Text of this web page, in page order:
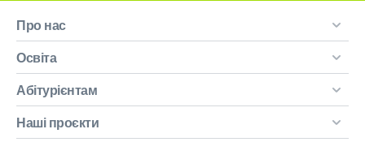
Про нас
Освіта
Абітурієнтам
Наші проєкти